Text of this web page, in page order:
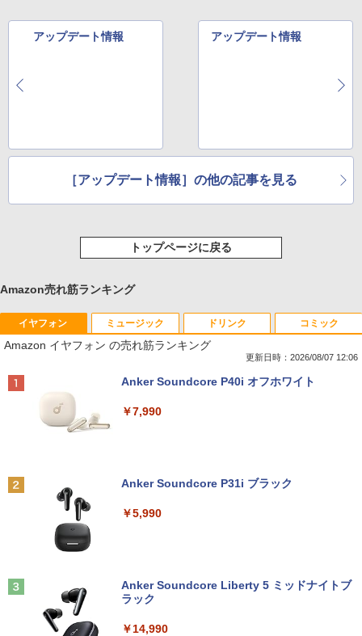
アップデート情報 アップデート情報
［アップデート情報］の他の記事を見る
トップページに戻る
Amazon売れ筋ランキング
イヤフォン
Amazon イヤフォン の売れ筋ランキング
更新日時：2026/08/07 12:06
Anker Soundcore P40i オフホワイト
￥7,990
Anker Soundcore P31i ブラック
￥5,990
Anker Soundcore Liberty 5 ミッドナイトブ
ラック
￥14,990
ミュージック ドリンク コミック